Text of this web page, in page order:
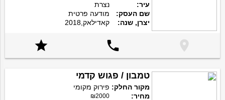
עיר:
נצרת
שם העסק:
מודעה פרטית
יצרן, שנה:
קאדילאק,2018



טמבון / פגוש קדמי
מקור החלק: פירוק מקומי
מחיר:
₪2000